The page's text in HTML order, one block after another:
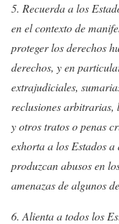
5. Recuerdaa los
en el contexto de
proteger los derechos
derechos, y en
extrajudiciales,
reclusiones arbitrarias,
y otros tratos o penas
exhorta a los Estados
produzcan abusos en
amenazas de algunos
6. Alienta a todos los